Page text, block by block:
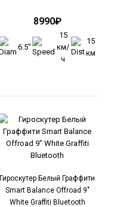
Wheel 6,5 Джу-Джу
8990₽
6.5"
15
км/
ч
15
км
Гироскутер Белый Граффити
Smart Balance Offroad 9"
White Graffiti Bluetooth